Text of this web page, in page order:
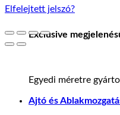
Exclusive
Egyedi méretre
Ajtó és
Elfelejtett jelszó?